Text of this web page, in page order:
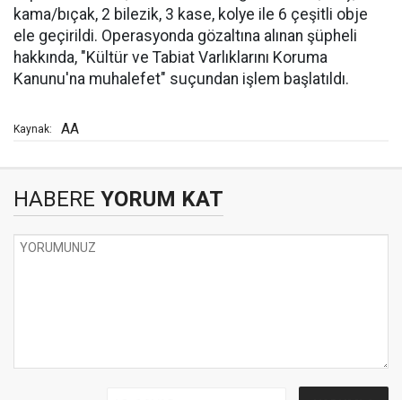
kama/bıçak, 2 bilezik, 3 kase, kolye ile 6 çeşitli obje
ele geçirildi. Operasyonda gözaltına alınan şüpheli
hakkında, "Kültür ve Tabiat Varlıklarını Koruma
Kanunu'na muhalefet" suçundan işlem başlatıldı.
Kaynak: AA
HABERE YORUM KAT